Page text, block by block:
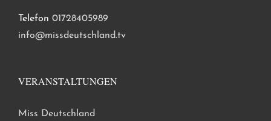
Telefon 01728405989
info@missdeutschland.tv
VERANSTALTUNGEN
Miss Deutschland